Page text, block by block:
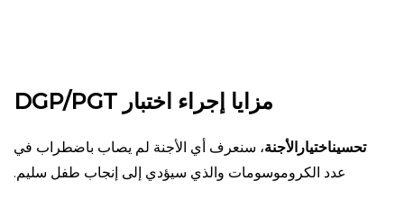
مزايا إجراء اختبار DGP/PGT
تحسيناختيار الأجنة، سنعرف أي الأجنة لم يصاب باضطراب في
عدد الكروموسومات والذي سيؤدي إلى إنجاب طفل سليم.